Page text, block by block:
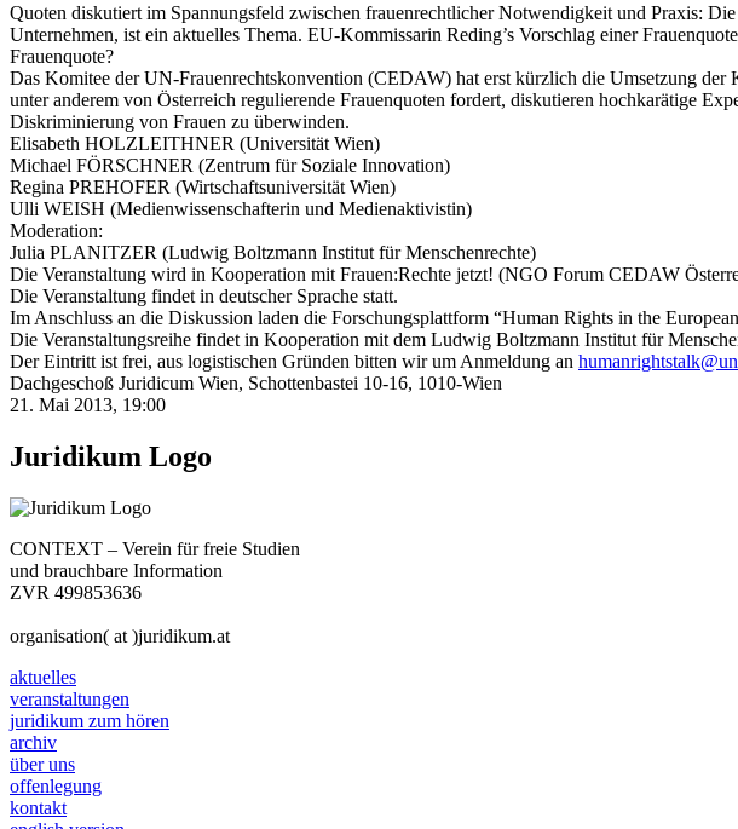
Quoten diskutiert im Spannungsfeld zwischen frauenrechtlicher Notwendigkeit und Praxis:
Unternehmen, ist ein aktuelles Thema. EU-Kommissarin Reding’s Vorschlag einer
Frauenquote?
Das Komitee der UN-Frauenrechtskonvention (CEDAW) hat erst kürzlich die Umsetzung
unter anderem von Österreich regulierende Frauenquoten fordert, diskutieren hochkarätige
Diskriminierung von Frauen zu überwinden.
Elisabeth HOLZLEITHNER (Universität Wien)
Michael FÖRSCHNER (Zentrum für Soziale Innovation)
Regina PREHOFER (Wirtschaftsuniversität Wien)
Ulli WEISH (Medienwissenschafterin und Medienaktivistin)
Moderation:
Julia PLANITZER (Ludwig Boltzmann Institut für Menschenrechte)
Die Veranstaltung wird in Kooperation mit Frauen:Rechte jetzt! (NGO Forum CEDAW
Die Veranstaltung findet in deutscher Sprache statt.
Im Anschluss an die Diskussion laden die Forschungsplattform “Human Rights in the
Die Veranstaltungsreihe findet in Kooperation mit dem Ludwig Boltzmann Institut für
Der Eintritt ist frei, aus logistischen Gründen bitten wir um Anmeldung an
Dachgeschoß Juridicum Wien, Schottenbastei 10-16, 1010-Wien
21. Mai 2013, 19:00
Juridikum Logo
CONTEXT – Verein für freie Studien
und brauchbare Information
ZVR 499853636
organisation( at )juridikum.at
aktuelles
veranstaltungen
juridikum zum hören
archiv
über uns
offenlegung
kontakt